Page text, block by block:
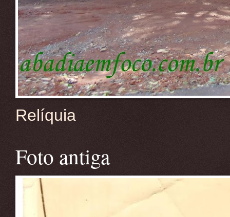
Relíquia
Foto antiga